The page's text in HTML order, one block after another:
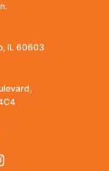
IL 60603
Instagram